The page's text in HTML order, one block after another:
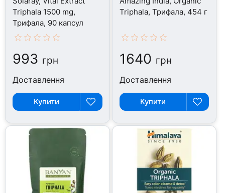
Triphala 1500 mg,
Трифала, 90 капсул
993 грн
Доставлення
Купити
Triphala, Трифала, 454 г
1640 грн
Доставлення
Купити